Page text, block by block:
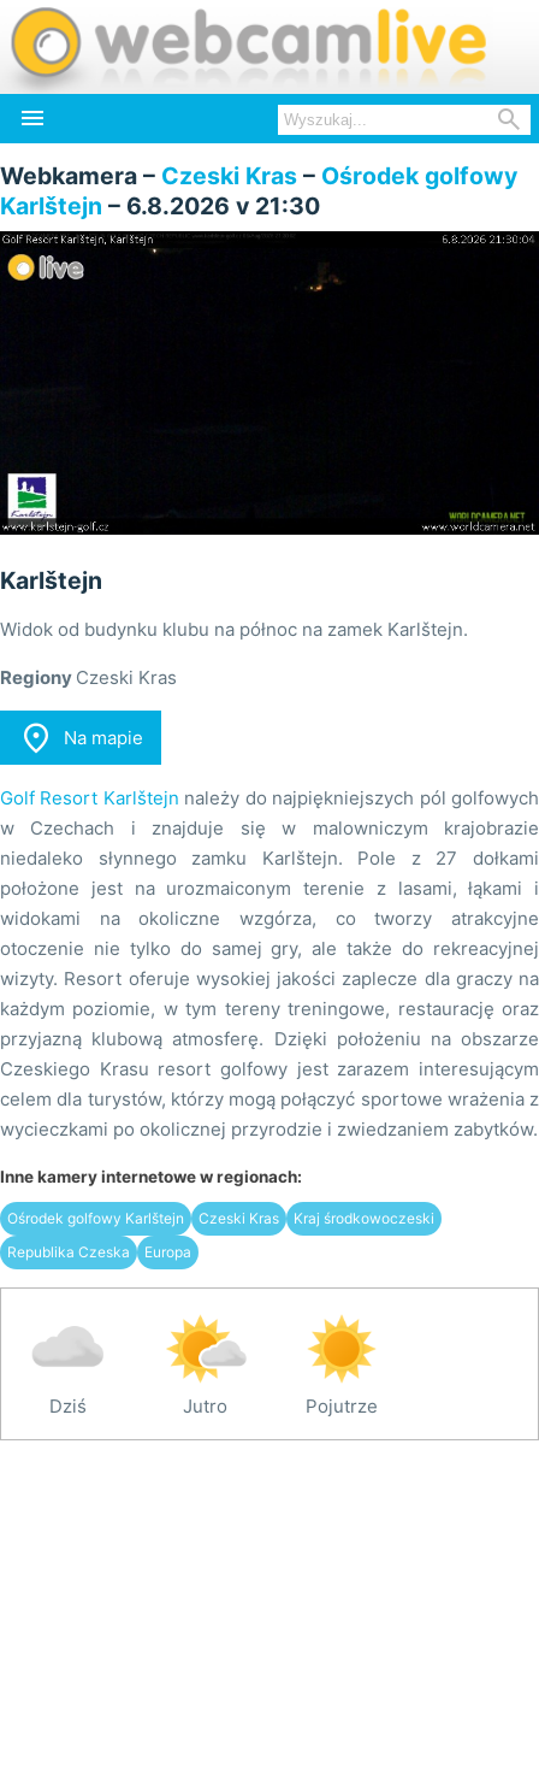
 
Webkamera – Czeski Kras – Ośrodek golfowy
Karlštejn – 6.8.2026 v 21:30
Karlštejn
Widok od budynku klubu na północ na zamek Karlštejn.
Regiony Czeski Kras
 Na mapie
Golf Resort Karlštejn należy do najpiękniejszych pól golfowych
w Czechach i znajduje się w malowniczym krajobrazie
niedaleko słynnego zamku Karlštejn. Pole z 27 dołkami
położone jest na urozmaiconym terenie z lasami, łąkami i
widokami na okoliczne wzgórza, co tworzy atrakcyjne
otoczenie nie tylko do samej gry, ale także do rekreacyjnej
wizyty. Resort oferuje wysokiej jakości zaplecze dla graczy na
każdym poziomie, w tym tereny treningowe, restaurację oraz
przyjazną klubową atmosferę. Dzięki położeniu na obszarze
Czeskiego Krasu resort golfowy jest zarazem interesującym
celem dla turystów, którzy mogą połączyć sportowe wrażenia z
wycieczkami po okolicznej przyrodzie i zwiedzaniem zabytków.
Inne kamery internetowe w regionach:
Ośrodek golfowy Karlštejn Czeski Kras
Kraj środkowoczeski
Republika Czeska
Europa
Dziś Jutro Pojutrze